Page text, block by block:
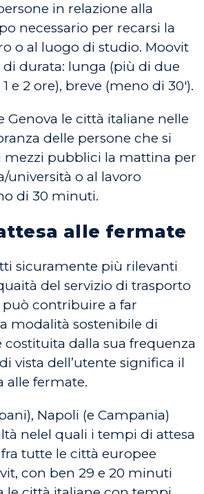
in relazione alla
necessario per recarsi la
o al luogo di studio. Moovit
di durata: lunga (più di due
e 2 ore), breve (meno di 30′).
Genova le città italiane nelle
delle persone che si
mezzi pubblici la mattina per
università o al lavoro
di 30 minuti.
alle fermate
sicuramente più rilevanti
del servizio di trasporto
contribuire a far
modalità sostenibile di
costituita dalla sua frequenza
vista dell’utente significa il
alle fermate.
Napoli (e Campania)
nelel quali i tempi di attesa
tutte le città europee
con ben 29 e 20 minuti